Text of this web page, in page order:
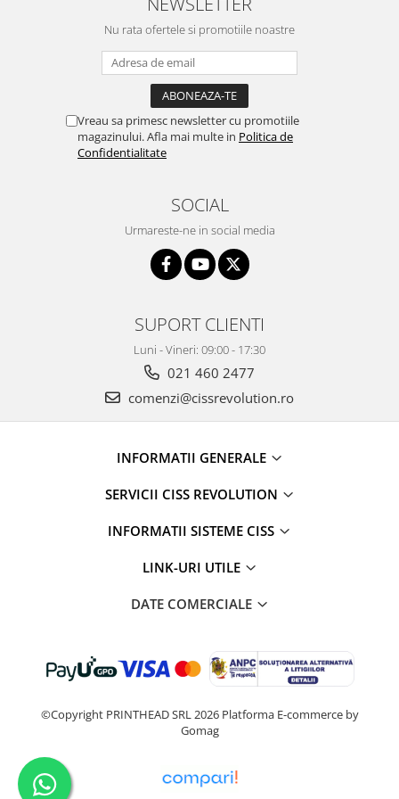
Nu rata ofertele si promotiile noastre
Vreau sa primesc newsletter cu promotiile
magazinului. Afla mai multe in Politica de
Confidentialitate
SOCIAL
Urmareste-ne in social media
SUPORT CLIENTI
Luni - Vineri: 09:00 - 17:30
021 460 2477
comenzi@cissrevolution.ro
INFORMATII GENERALE
SERVICII CISS REVOLUTION
INFORMATII SISTEME CISS
LINK-URI UTILE
DATE COMERCIALE
©Copyright PRINTHEAD SRL 2026 Platforma E-commerce by
Gomag